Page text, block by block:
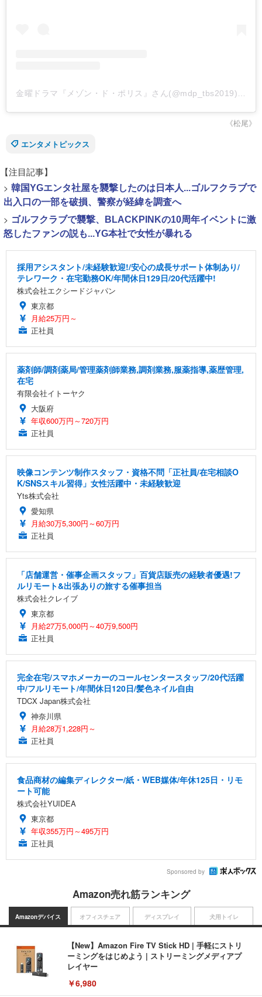
金曜ドラマ『メゾン・ド・ポリス』さん(@mdp_tbs2019)がシェアした投稿
《松尾》
エンタメトピックス
【注目記事】
> 韓国YGエンタ社屋を襲撃したのは日本人...ゴルフクラブで
出入口の一部を破損、警察が経緯を調査へ
> ゴルフクラブで襲撃、BLACKPINKの10周年イベントに激
怒したファンの説も...YG本社で女性が暴れる
採用アシスタント/未経験歓迎!/安心の成長サポート体制あり/
テレワーク・在宅勤務OK/年間休日129日/20代活躍中!
株式会社エクシードジャパン
東京都
月給25万円～
正社員
薬剤師/調剤薬局/管理薬剤師業務,調剤業務,服薬指導,薬歴管理,
在宅
有限会社イトーヤク
大阪府
年収600万円～720万円
正社員
映像コンテンツ制作スタッフ・資格不問「正社員/在宅相談O
K/SNSスキル習得」女性活躍中・未経験歓迎
Yts株式会社
愛知県
月給30万5,300円～60万円
正社員
「店舗運営・催事企画スタッフ」百貨店販売の経験者優遇!フ
ルリモート&出張ありの旅する催事担当
株式会社クレイブ
東京都
月給27万5,000円～40万9,500円
正社員
完全在宅/スマホメーカーのコールセンタースタッフ/20代活躍
中/フルリモート/年間休日120日/髪色ネイル自由
TDCX Japan株式会社
神奈川県
月給28万1,228円～
正社員
食品商材の編集ディレクター/紙・WEB媒体/年休125日・リモ
ート可能
株式会社YUIDEA
東京都
年収355万円～495万円
正社員
Sponsored by
Amazon売れ筋ランキング
Amazonデバイス
【New】Amazon Fire TV Stick HD | 手軽にストリ
ーミングをはじめよう | ストリーミングメディアプ
レイヤー
￥6,980
オフィスチェア ディスプレイ 犬用トイレ